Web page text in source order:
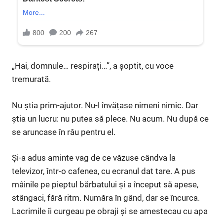
„Hai, domnule… respirați…”, a șoptit, cu voce
tremurată.
Nu știa prim-ajutor. Nu-l învățase nimeni nimic. Dar
știa un lucru: nu putea să plece. Nu acum. Nu după ce
se aruncase în râu pentru el.
Și-a adus aminte vag de ce văzuse cândva la
televizor, într-o cafenea, cu ecranul dat tare. A pus
mâinile pe pieptul bărbatului și a început să apese,
stângaci, fără ritm. Număra în gând, dar se încurca.
Lacrimile îi curgeau pe obraji și se amestecau cu apa